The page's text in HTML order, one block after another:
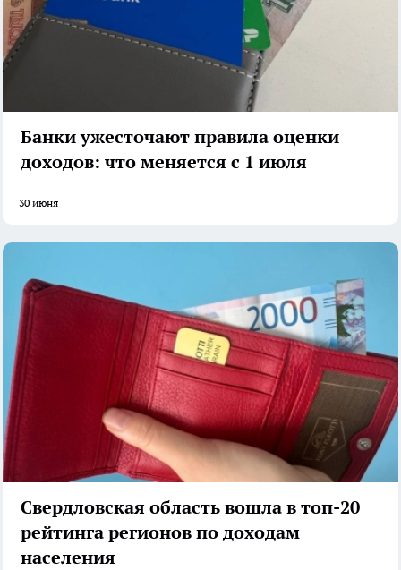
Банки ужесточают правила оценки
доходов: что меняется с 1 июля
30 июня
Свердловская область вошла в топ-20
рейтинга регионов по доходам
населения